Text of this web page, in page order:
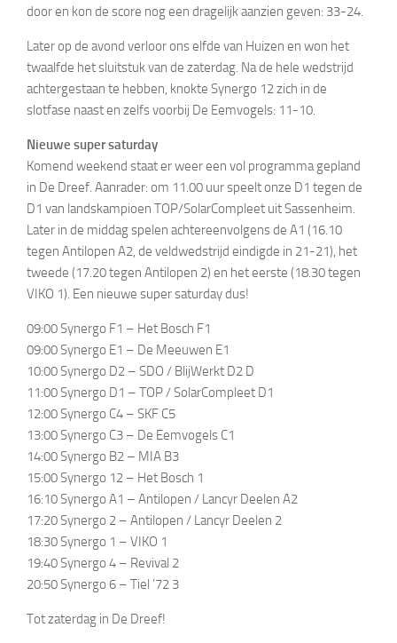
door en kon de score nog een dragelijk aanzien geven: 33-24.
Later op de avond verloor ons elfde van Huizen en won het
twaalfde het sluitstuk van de zaterdag. Na de hele wedstrijd
achtergestaan te hebben, knokte Synergo 12 zich in de
slotfase naast en zelfs voorbij De Eemvogels: 11-10.
Nieuwe super saturday
Komend weekend staat er weer een vol programma gepland
in De Dreef. Aanrader: om 11.00 uur speelt onze D1 tegen de
D1 van landskampioen TOP/SolarCompleet uit Sassenheim.
Later in de middag spelen achtereenvolgens de A1 (16.10
tegen Antilopen A2, de veldwedstrijd eindigde in 21-21), het
tweede (17.20 tegen Antilopen 2) en het eerste (18.30 tegen
VIKO 1). Een nieuwe super saturday dus!
09:00 Synergo F1 – Het Bosch F1
09:00 Synergo E1 – De Meeuwen E1
10:00 Synergo D2 – SDO / BlijWerkt D2 D
11:00 Synergo D1 – TOP / SolarCompleet D1
12:00 Synergo C4 – SKF C5
13:00 Synergo C3 – De Eemvogels C1
14:00 Synergo B2 – MIA B3
15:00 Synergo 12 – Het Bosch 1
16:10 Synergo A1 – Antilopen / Lancyr Deelen A2
17:20 Synergo 2 – Antilopen / Lancyr Deelen 2
18:30 Synergo 1 – VIKO 1
19:40 Synergo 4 – Revival 2
20:50 Synergo 6 – Tiel ’72 3
Tot zaterdag in De Dreef!